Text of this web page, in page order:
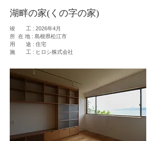
湖畔の家(くの字の家)
竣 工 : 2026年4月
所 在 地 : 島根県松江市
用 途 : 住宅
施 工 : ヒロシ株式会社